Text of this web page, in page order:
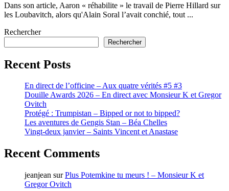
Dans son article, Aaron « réhabilite » le travail de Pierre Hillard sur
les Loubavitch, alors qu'Alain Soral l’avait conchié, tout ...
Rechercher
Rechercher
Recent Posts
En direct de l’officine – Aux quatre vérités #5 #3
Douille Awards 2026 – En direct avec Monsieur K et Gregor
Ovitch
Protégé : Trumpistan – Bipped or not to bipped?
Les aventures de Gengis Stan – Béa Chelles
Vingt-deux janvier – Saints Vincent et Anastase
Recent Comments
jeanjean surPlus Potemkine tu meurs ! – Monsieur K et
Gregor Ovitch